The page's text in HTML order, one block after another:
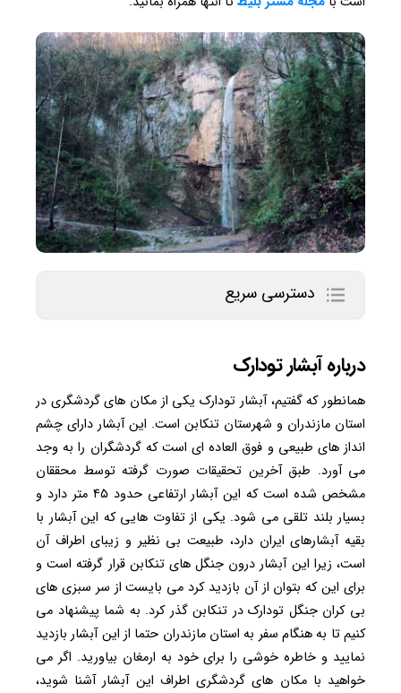
دسترسی سریع
درباره آبشار تودارک
همانطور که گفتیم، آبشار تودارک یکی از مکان های گردشگری در
استان مازندران و شهرستان تنکابن است. این آبشار دارای چشم
انداز های طبیعی و فوق العاده ای است که گردشگران را به وجد
می آورد. طبق آخرین تحقیقات صورت گرفته توسط محققان
مشخص شده است که این آبشار ارتفاعی حدود ۴۵ متر دارد و
بسیار بلند تلقی می شود. یکی از تفاوت هایی که این آبشار با
بقیه آبشارهای ایران دارد، طبیعت بی نظیر و زیبای اطراف آن
است، زیرا این آبشار درون جنگل های تنکابن قرار گرفته است و
برای این که بتوان از آن بازدید کرد می بایست از سر سبزی های
بی کران جنگل تودارک در تنکابن گذر کرد. به شما پیشنهاد می
کنیم تا به هنگام سفر به استان مازندران حتما از این آبشار بازدید
نمایید و خاطره خوشی را برای خود به ارمغان بیاورید. اگر می
خواهید با مکان های گردشگری اطراف این آبشار آشنا شوید،